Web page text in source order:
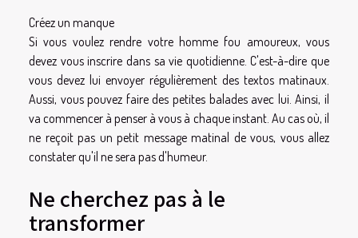
Créez un manque
Si vous voulez rendre votre homme fou amoureux, vous
devez vous inscrire dans sa vie quotidienne. C'est-à-dire que
vous devez lui envoyer régulièrement des textos matinaux.
Aussi, vous pouvez faire des petites balades avec lui. Ainsi, il
va commencer à penser à vous à chaque instant. Au cas où, il
ne reçoit pas un petit message matinal de vous, vous allez
constater qu'il ne sera pas d'humeur.
Ne cherchez pas à le
transformer